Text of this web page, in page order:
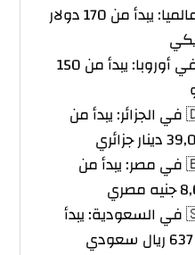
🌍 عالميا: يبدأ من 170 دولار
💶 في أوروبا: يبدأ من 150
🇩🇿 في الجزائر: يبدأ من
جزائري
🇪🇬 في مصر: يبدأ من
🇸🇦 في السعودية: يبدأ